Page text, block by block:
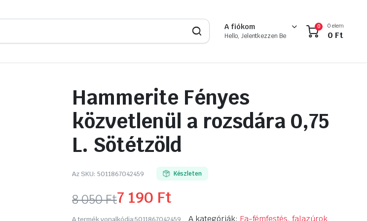
A fiókom
Hello, Jelentkezzen Be
0 0 elem
0 Ft
Hammerite Fényes
közvetlenül a rozsdára 0,75
L. Sötétzöld
Az SKU: 5011867042459 Készleten
8 050Ft
Original
7 190 Ft
Current
A kategóriák: Fa-fémfestés, falazúrok